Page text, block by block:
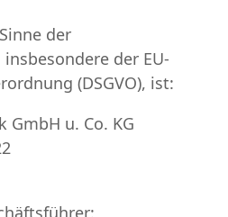
der
der EU-
(DSGVO), ist:
GmbH u. Co. KG